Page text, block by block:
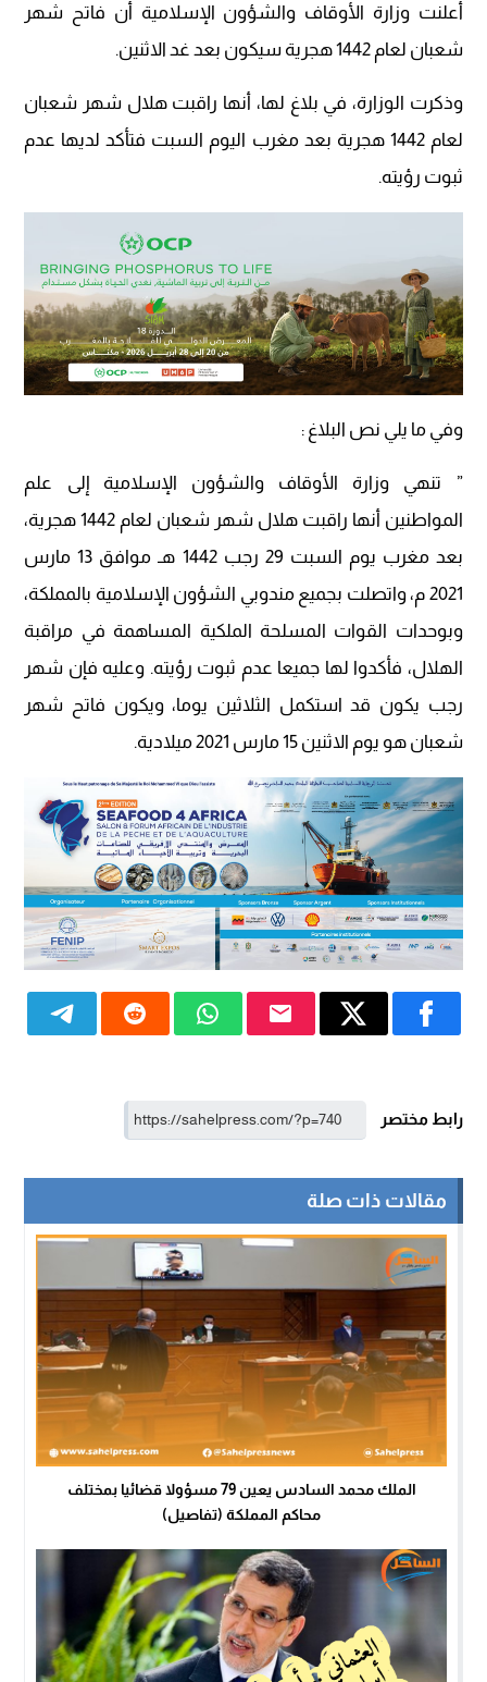
أعلنت وزارة الأوقاف والشؤون الإسلامية أن فاتح شهر
شعبان لعام 1442 هجرية سيكون بعد غد الاثنين.
وذكرت الوزارة، في بلاغ لها، أنها راقبت هلال شهر شعبان
لعام 1442 هجرية بعد مغرب اليوم السبت فتأكد لديها عدم
ثبوت رؤيته.
وفي ما يلي نص البلاغ :
” تنهي وزارة الأوقاف والشؤون الإسلامية إلى علم
المواطنين أنها راقبت هلال شهر شعبان لعام 1442 هجرية،
بعد مغرب يوم السبت 29 رجب 1442 هـ موافق 13 مارس
2021 م، واتصلت بجميع مندوبي الشؤون الإسلامية بالمملكة،
وبوحدات القوات المسلحة الملكية المساهمة في مراقبة
الهلال، فأكدوا لها جميعا عدم ثبوت رؤيته. وعليه فإن شهر
رجب يكون قد استكمل الثلاثين يوما، ويكون فاتح شهر
شعبان هو يوم الاثنين 15 مارس 2021 ميلادية.
رابط مختصر
مقالات ذات صلة
الملك محمد السادس يعين 79 مسؤولا قضائيا بمختلف
محاكم المملكة (تفاصيل)